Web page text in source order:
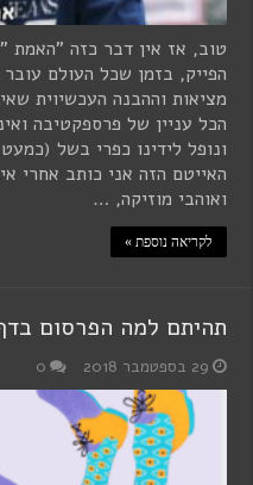
טוב, אז אין דבר כזה "האמת
הפייק, בזמן שכל העולם
מציאות וההבנה העכשיוית
הכל עניין של פרספקטיבה
ונופל לידינו כפרי בשל
האייטם הזה אני כותב אחרי
ואוהבי מוזיקה, …
לקריאה נוספת »
תהיתם למה הפרסום
29 בספטמבר 2018 0